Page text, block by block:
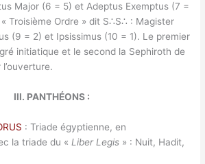
Major (6 = 5) et Adeptus Exemptus (7 =
Troisième Ordre » dit S∴S∴ : Magister
(9 = 2) et Ipsissimus (10 = 1). Le premier
initiatique et le second la Sephiroth de
l’ouverture.
III. PANTHÉONS :
: Triade égyptienne, en
la triade du « Liber Legis » : Nuit, Hadit,